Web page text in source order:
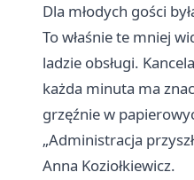
Dla młodych gości
To właśnie te mniej
ladzie obsługi.
każda minuta ma
grzęźnie w
„Administracja
Anna Koziołkiewicz.